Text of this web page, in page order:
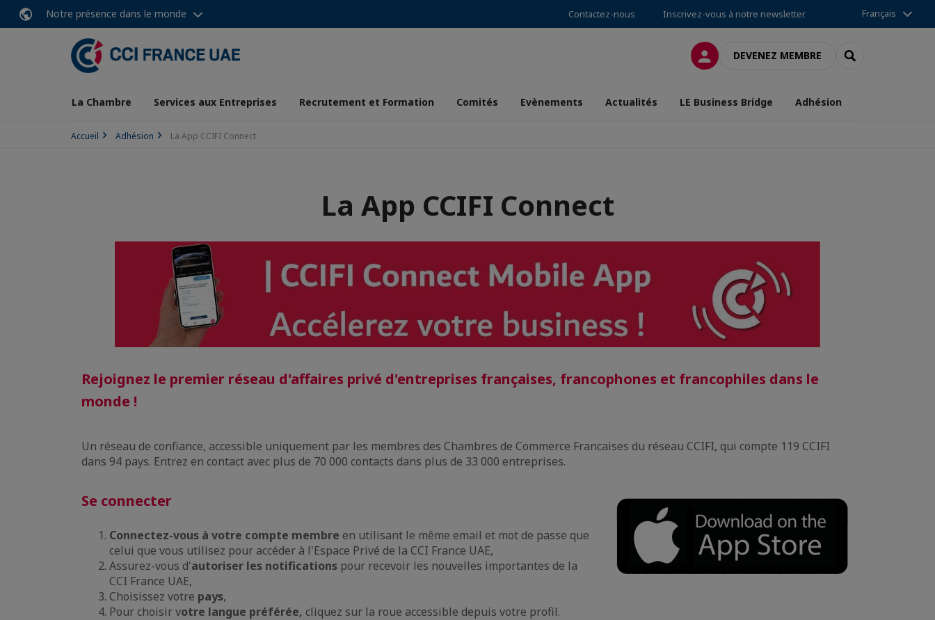
Notre présence dans le monde Contactez-nous Inscrivez-vous à notre newsletter Français
CONNEXIONDEVENEZ MEMBRE RECHERCHER
La Chambre Services aux Entreprises Recrutement et Formation Comités Evènements Actualités LE Business Bridge Adhésion
Accueil Adhésion La App CCIFI Connect
La App CCIFI Connect
Rejoignez le premier réseau d'affaires privé d'entreprises françaises, francophones et francophiles dans le
monde !
Un réseau de confiance, accessible uniquement par les membres des Chambres de Commerce Francaises du réseau CCIFI, qui compte 119 CCIFI
dans 94 pays. Entrez en contact avec plus de 70 000 contacts dans plus de 33 000 entreprises.
Se connecter
Connectez-vous à votre compte membre en utilisant le même email et mot de passe que
celui que vous utilisez pour accéder à l'Espace Privé de la CCI France UAE,
Assurez-vous d'autoriser les notifications pour recevoir les nouvelles importantes de la
CCI France UAE,
Choisissez votre pays,
Pour choisir votre langue préférée, cliquez sur la roue accessible depuis votre profil.